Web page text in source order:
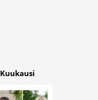
Kuukausi